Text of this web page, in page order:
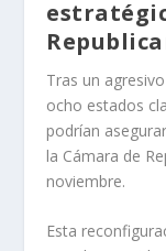
Tras un
ocho estados
podrían
la Cámara de
noviembre.
Esta